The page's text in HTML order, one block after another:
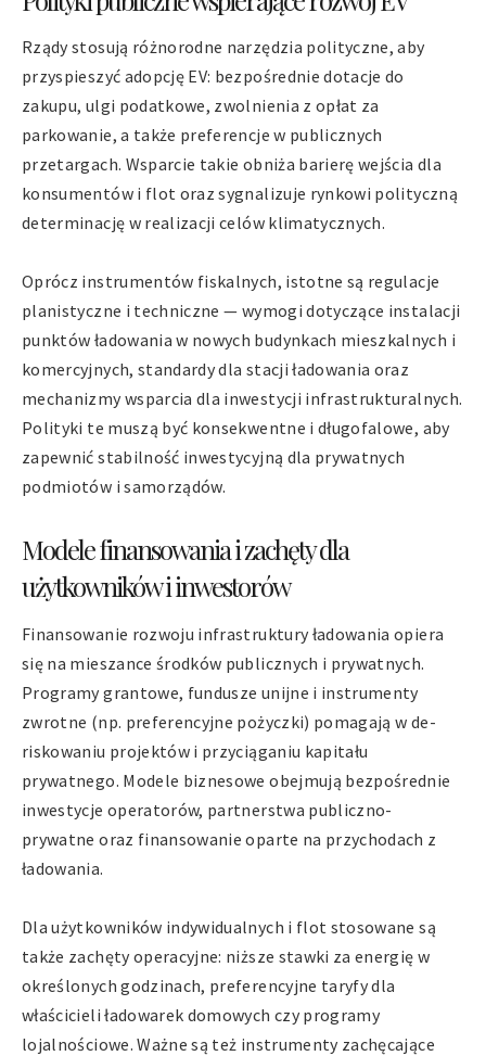
Rządy stosują różnorodne narzędzia polityczne, aby
przyspieszyć adopcję EV: bezpośrednie dotacje do
zakupu, ulgi podatkowe, zwolnienia z opłat za
parkowanie, a także preferencje w publicznych
przetargach. Wsparcie takie obniża barierę wejścia dla
konsumentów i flot oraz sygnalizuje rynkowi polityczną
determinację w realizacji celów klimatycznych.
Oprócz instrumentów fiskalnych, istotne są regulacje
planistyczne i techniczne — wymogi dotyczące instalacji
punktów ładowania w nowych budynkach mieszkalnych i
komercyjnych, standardy dla stacji ładowania oraz
mechanizmy wsparcia dla inwestycji infrastrukturalnych.
Polityki te muszą być konsekwentne i długofalowe, aby
zapewnić stabilność inwestycyjną dla prywatnych
podmiotów i samorządów.
Modele finansowania i zachęty dla
użytkowników i inwestorów
Finansowanie rozwoju infrastruktury ładowania opiera
się na mieszance środków publicznych i prywatnych.
Programy grantowe, fundusze unijne i instrumenty
zwrotne (np. preferencyjne pożyczki) pomagają w de-
riskowaniu projektów i przyciąganiu kapitału
prywatnego. Modele biznesowe obejmują bezpośrednie
inwestycje operatorów, partnerstwa publiczno-
prywatne oraz finansowanie oparte na przychodach z
ładowania.
Dla użytkowników indywidualnych i flot stosowane są
także zachęty operacyjne: niższe stawki za energię w
określonych godzinach, preferencyjne taryfy dla
właścicieli ładowarek domowych czy programy
lojalnościowe. Ważne są też instrumenty zachęcające